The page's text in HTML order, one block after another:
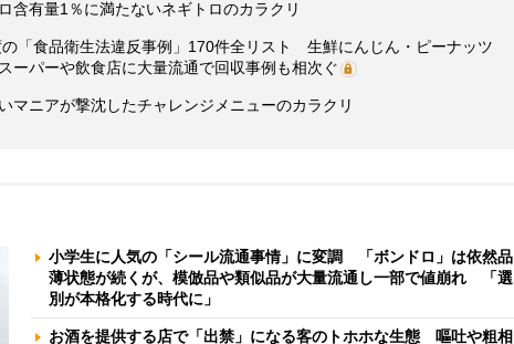
有量1％に満たないネギトロのカラクリ
「食品衛生法違反事例」170件全リスト 生鮮にんじん・ピーナッツ
ーパーや飲食店に大量流通で回収事例も相次ぐ
マニアが撃沈したチャレンジメニューのカラクリ
小学生に人気の「シール流通事情」に変調 「ボンドロ」は依然品
薄状態が続くが、模倣品や類似品が大量流通し一部で値崩れ 「選
別が本格化する時代に」
お酒を提供する店で「出禁」になる客のトホホな生態 嘔吐や粗相